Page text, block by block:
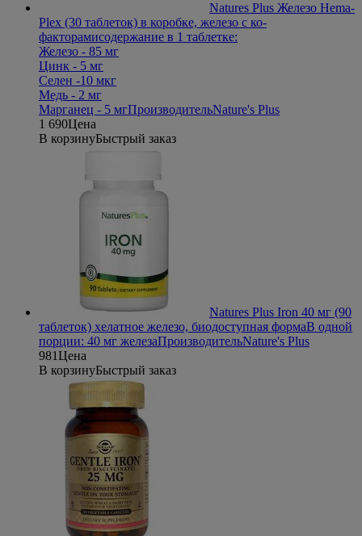
Natures Plus Железо Hema-
Plex (30 таблеток) в коробке, железо с ко-
факторамисодержание в 1 таблетке:
Железо - 85 мг
Цинк - 5 мг
Селен -10 мкг
Медь - 2 мг
Марганец - 5 мгПроизводительNature's Plus
1 690Цена
В корзинуБыстрый заказ
Natures Plus Iron 40 мг (90
таблеток) хелатное железо, биодоступная формаВ одной
порции: 40 мг железаПроизводительNature's Plus
981Цена
В корзинуБыстрый заказ